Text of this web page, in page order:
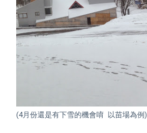
(4月份還是有下雪的機會唷  以苗場為例)